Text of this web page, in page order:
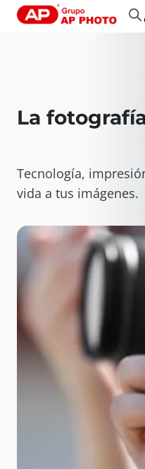
Saltar
La
Tecnología,
vida a tus imágenes.